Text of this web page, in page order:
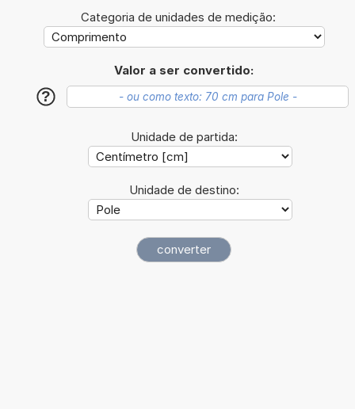
Categoria de unidades de medição:
Valor a ser convertido:
?
Unidade de partida:
Unidade de destino: